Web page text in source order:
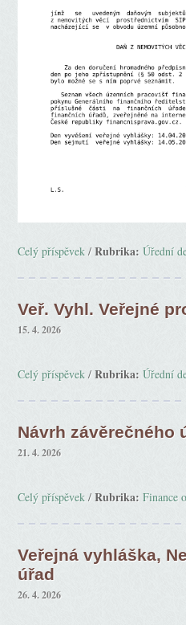
Celý příspěvek /Rubrika: Úřední
Veř. Vyhl. Veřejné
15. 4. 2026
Celý příspěvek /Rubrika: Úřední
Návrh závěrečného
21. 4. 2026
Celý příspěvek /Rubrika: Finance
Veřejná vyhláška,
úřad
26. 4. 2026